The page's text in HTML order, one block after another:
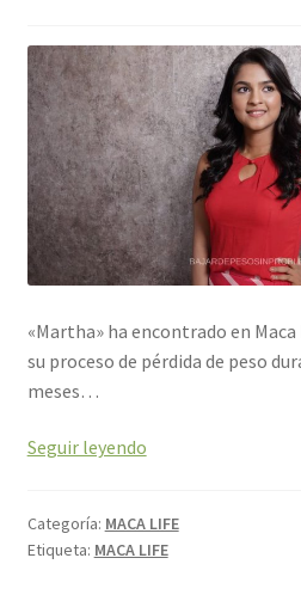
«Martha» ha encontrado en
su proceso de pérdida de peso
meses…
Seguir leyendo
Categoría: MACA LIFE
Etiqueta: MACA LIFE